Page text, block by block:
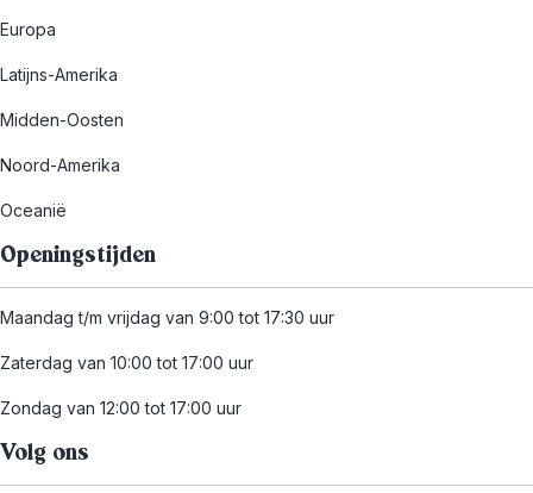
Europa
Latijns-Amerika
Midden-Oosten
Noord-Amerika
Oceanië
Openingstijden
Maandag t/m vrijdag van 9:00 tot 17:30 uur
Zaterdag van 10:00 tot 17:00 uur
Zondag van 12:00 tot 17:00 uur
Volg ons